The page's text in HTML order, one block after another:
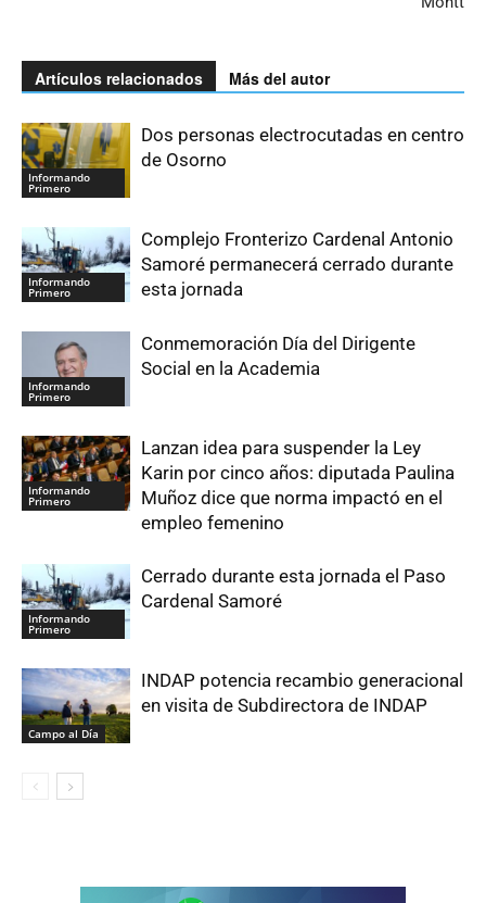
Artículos relacionados Más del autor
Informando
Primero
Dos personas electrocutadas en centro
de Osorno
Informando
Primero
Complejo Fronterizo Cardenal Antonio
Samoré permanecerá cerrado durante
esta jornada
Informando
Primero
Conmemoración Día del Dirigente
Social en la Academia
Informando
Primero
Lanzan idea para suspender la Ley
Karin por cinco años: diputada Paulina
Muñoz dice que norma impactó en el
empleo femenino
Informando
Primero
Cerrado durante esta jornada el Paso
Cardenal Samoré
Campo al Día
INDAP potencia recambio generacional
en visita de Subdirectora de INDAP